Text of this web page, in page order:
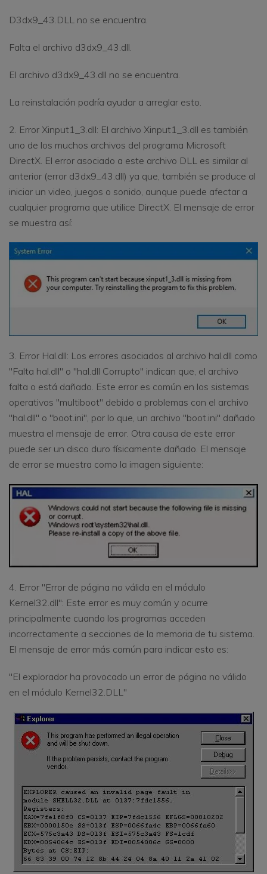
D3dx9_43.DLL no se encuentra.
Falta el archivo d3dx9_43.dll.
El archivo d3dx9_43.dll no se encuentra.
La reinstalación podría ayudar a arreglar esto.
2. Error Xinput1_3.dll: El archivo Xinput1_3.dll es también
uno de los muchos archivos del programa Microsoft
DirectX. El error asociado a este archivo DLL es similar al
anterior (error d3dx9_43.dll) ya que, también se produce al
iniciar un video, juegos o sonido, aunque puede afectar a
cualquier programa que utilice DirectX. El mensaje de error
se muestra así:
3. Error Hal.dll: Los errores asociados al archivo hal.dll como
"Falta hal.dll" o "hal.dll Corrupto" indican que, el archivo
falta o está dañado. Este error es común en los sistemas
operativos "multiboot" debido a problemas con el archivo
"hal.dll" o "boot.ini", por lo que, un archivo "boot.ini" dañado
muestra el mensaje de error. Otra causa de este error
puede ser un disco duro físicamente dañado. El mensaje
de error se muestra como la imagen siguiente:
4. Error "Error de página no válida en el módulo
Kernel32.dll": Este error es muy común y ocurre
principalmente cuando los programas acceden
incorrectamente a secciones de la memoria de tu sistema.
El mensaje de error más común para indicar esto es:
"El explorador ha provocado un error de página no válido
en el módulo Kernel32.DLL"